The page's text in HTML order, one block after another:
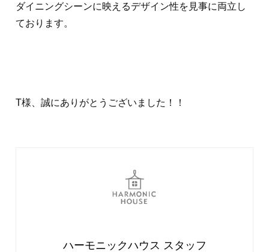
ダイニングシーンに映えるデザイン性を見事に両立し
ております。
T様、誠にありがとうございました！！
ハーモニックハウス スタッフ